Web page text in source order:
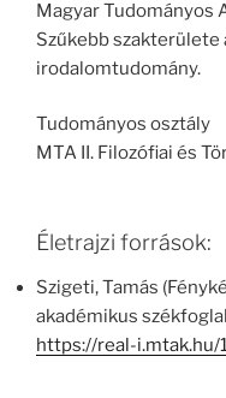
Magyar Tudományos
Szűkebb szakterülete
irodalomtudomány.
Tudományos osztály
MTA II. Filozófiai és
Életrajzi források:
Szigeti, Tamás
akadémikus
https://real-